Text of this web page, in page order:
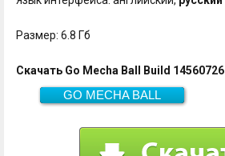
Размер: 6.8 Гб
Скачать Go Mecha Ball Build 14560726
GO MECHA BALL
6.8 Гб
Скачать